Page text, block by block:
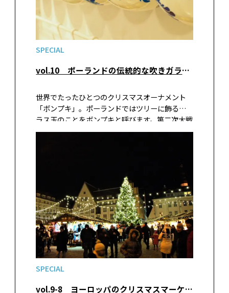
SPECIAL
vol.10 ポーランドの伝統的な吹きガラスのクリスマスオーナメント「ボンプキ」の魅力
世界でたったひとつのクリスマスオーナメント
「ボンプキ」。ポーランドではツリーに飾るガ
ラス玉のことをボンプキと呼びます。第二次大戦
前から独自の意匠を施したボンプキが作られて
粋でした。2023年の10月下旬に、ポーランドの
ワルシャワにあるボンプキ専門店のオーナー兼
デザイナーにお話を聞く機会がありました。ポ
ーランドのボンプキの魅力を紹介します。
SPECIAL
vol.9-8 ヨーロッパのクリスマスマーケットへ